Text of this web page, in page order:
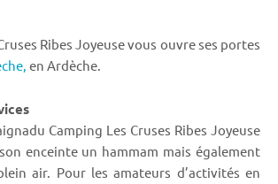
Ribes Joyeuse vous ouvre ses portes
en Ardèche.
Camping Les Cruses Ribes Joyeuse
enceinte un hammam mais également
air. Pour les amateurs d’activités en